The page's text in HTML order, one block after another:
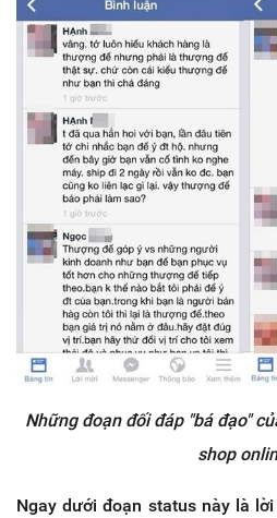
Những đoạn đối đáp "bá đạo"
shop
Ngay dưới đoạn status này là